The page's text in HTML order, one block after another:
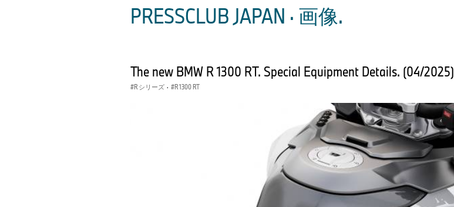
PRESSCLUB JAPAN · 画像.
The new BMW R 1300 RT. Special Equipment Details. (04/2025)
R シリーズ · R 1300 RT